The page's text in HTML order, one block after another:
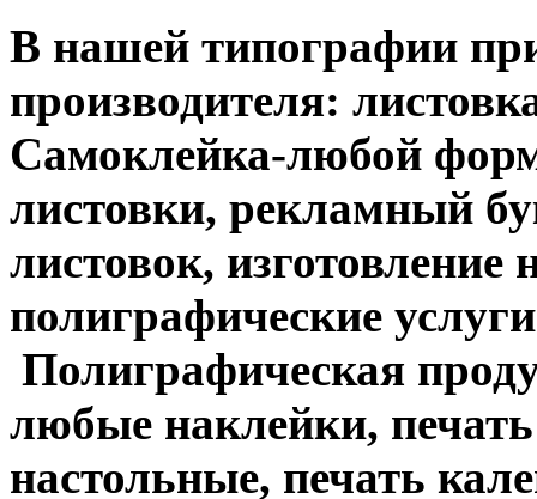
В нашей типографии
производителя:
Самоклейка-любой
листовки, рекламный
листовок,
полиграфические
Полиграфическая
любые наклейки,
настольные, печать